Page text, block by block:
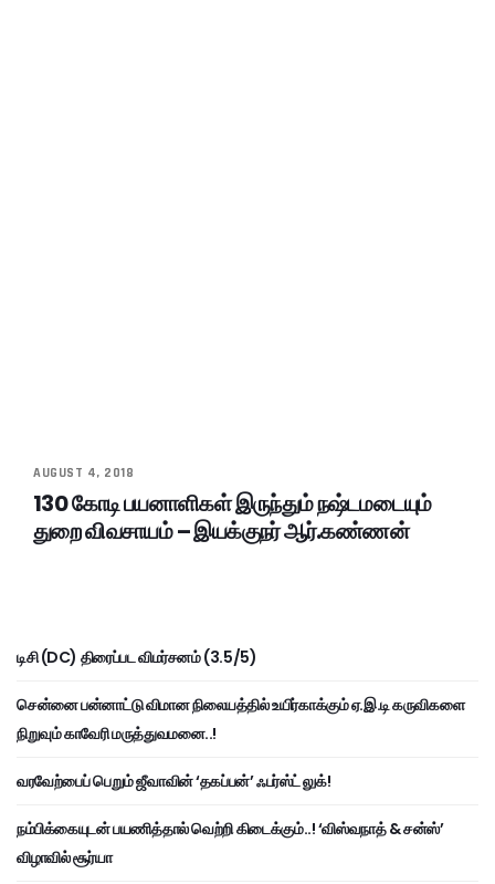
AUGUST 4, 2018
130 கோடி பயனாளிகள் இருந்தும் நஷ்டமடையும்
துறை விவசாயம் – இயக்குநர் ஆர்.கண்ணன்
டிசி (DC) திரைப்பட விமர்சனம் (3.5/5)
சென்னை பன்னாட்டு விமான நிலையத்தில் உயிர்காக்கும் ஏ.இ.டி கருவிகளை
நிறுவும் காவேரி மருத்துவமனை..!
வரவேற்பைப் பெறும் ஜீவாவின் ‘தகப்பன்’ ஃபர்ஸ்ட் லுக்!
நம்பிக்கையுடன் பயணித்தால் வெற்றி கிடைக்கும்..! ‘விஸ்வநாத் & சன்ஸ்’
விழாவில் சூர்யா